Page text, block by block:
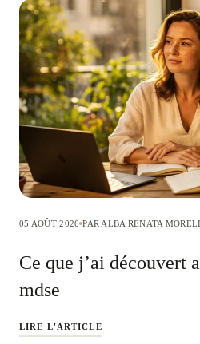
05 AOÛT 2026 PAR ALBA RENATA
Ce que j’ai découvert
mdse
LIRE L'ARTICLE